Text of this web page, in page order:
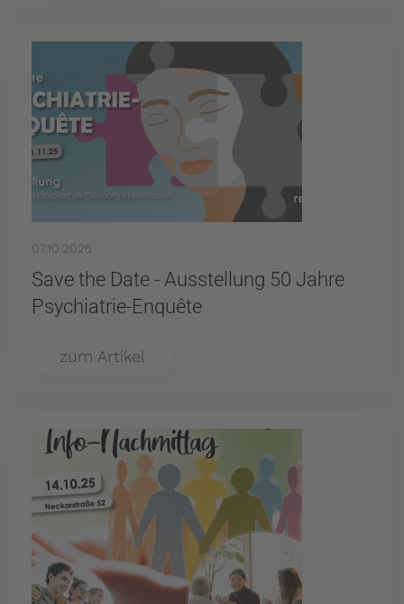
07.10.2025
Save the Date - Ausstellung 50 Jahre
Psychiatrie-Enquête
zum Artikel